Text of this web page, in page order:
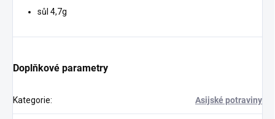
sůl 4,7g
Doplňkové parametry
Kategorie: Asijské potraviny